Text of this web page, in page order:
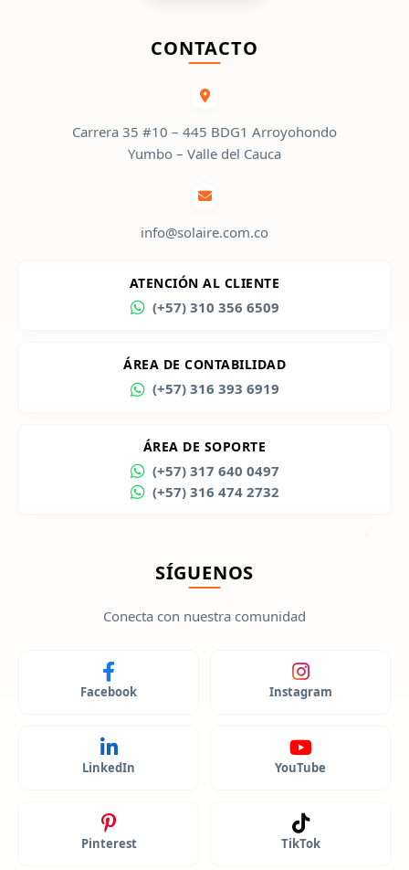
CONTACTO
Carrera 35 #10 – 445 BDG1 Arroyohondo
Yumbo – Valle del Cauca
info@solaire.com.co
ATENCIÓN AL CLIENTE
(+57) 310 356 6509
ÁREA DE CONTABILIDAD
(+57) 316 393 6919
ÁREA DE SOPORTE
(+57) 317 640 0497
(+57) 316 474 2732
SÍGUENOS
Conecta con nuestra comunidad
Facebook Instagram
LinkedIn YouTube
Pinterest TikTok